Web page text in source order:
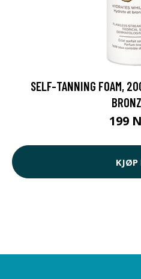
SELF-TANNING FOAM,
199
KJØP